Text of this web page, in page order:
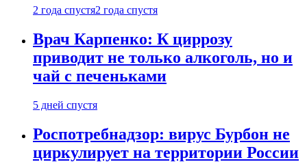
2 года спустя2 года спустя
Врач Карпенко: К циррозу
приводит не только алкоголь, но и
чай с печеньками
5 дней спустя
Роспотребнадзор: вирус Бурбон не
циркулирует на территории России